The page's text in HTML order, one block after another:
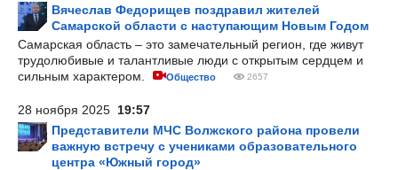
Вячеслав Федорищев поздравил жителей
Самарской области с наступающим Новым Годом
Самарская область – это замечательный регион, где живут
трудолюбивые и талантливые люди с открытым сердцем и
сильным характером.
Общество 2657
28 ноября 2025 19:57
Представители МЧС Волжского района провели
важную встречу с учениками образовательного
центра «Южный город»